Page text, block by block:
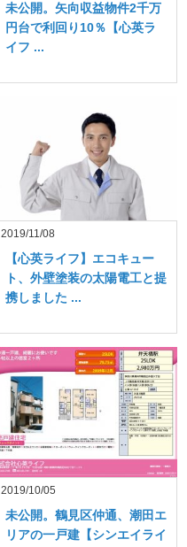
未公開。矢向収益物件2千万
円台で利回り10％【心英ラ
イフ ...
2019/11/08
【心英ライフ】エコキュー
ト、外壁塗装の太陽電工と提
携しました ...
2019/10/05
未公開。鶴見区仲通、潮田エ
リアの一戸建【シンエイライ